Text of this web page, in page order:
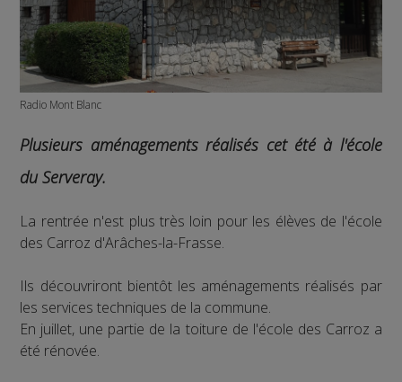
Radio Mont Blanc
Plusieurs aménagements réalisés cet été à l'école
du Serveray.
La rentrée n'est plus très loin pour les élèves de l'école
des Carroz d'Arâches-la-Frasse.
Ils découvriront bientôt les aménagements réalisés par
les services techniques de la commune.
En juillet, une partie de la toiture de l'école des Carroz a
été rénovée.